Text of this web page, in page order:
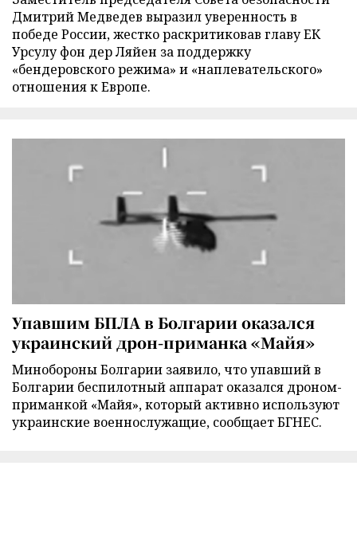
Дмитрий Медведев выразил уверенность в
победе России, жестко раскритиковав главу ЕК
Урсулу фон дер Ляйен за поддержку
«бендеровского режима» и «наплевательского»
отношения к Европе.
Упавшим БПЛА в Болгарии оказался
украинский дрон-приманка «Майя»
Минобороны Болгарии заявило, что упавший в
Болгарии беспилотный аппарат оказался дроном-
приманкой «Майя», который активно используют
украинские военнослужащие, сообщает БГНЕС.